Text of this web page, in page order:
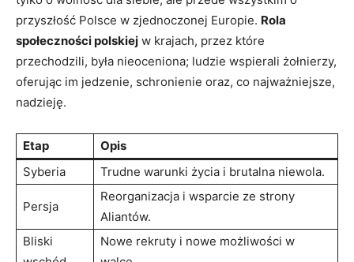
przyszłość Polsce w zjednoczonej Europie. Rola
społeczności polskiej w krajach, przez które
przechodzili, była nieoceniona; ludzie wspierali żołnierzy,
oferując im jedzenie, schronienie oraz, co najważniejsze,
nadzieję.
Etap
Opis
Syberia
Trudne warunki życia i brutalna niewola.
Persja
Reorganizacja i wsparcie ze strony
Aliantów.
Bliski
Nowe rekruty i nowe możliwości w